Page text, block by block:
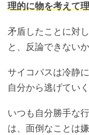
理的に物を考えて
矛盾したことに対
と、反論できないか
サイコパスは冷静
自分から逃げてい
いつも自分勝手な
は、面倒なことは